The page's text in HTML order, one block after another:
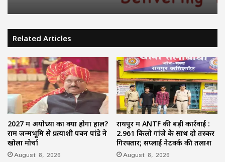
Related Articles
2027 में अयोध्या का क्या होगा हाल?
राम जन्मभूमि से प्रत्याशी पवन पांडे ने
खोला मोर्चा
August 8, 2026
रायपुर में ANTF की बड़ी कार्रवाई :
2.961 किलो गांजे के साथ दो तस्कर
गिरफ्तार; सप्लाई नेटवर्क की तलाश
August 8, 2026